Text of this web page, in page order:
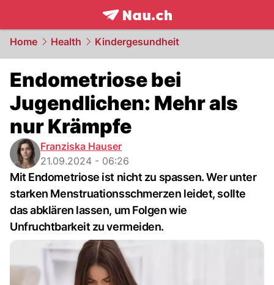
frontpage.NAU.ch
Home Health Kindergesundheit
Endometriose bei
Jugendlichen: Mehr als
nur Krämpfe
Franziska Hauser
21.09.2024 - 06:26
Mit Endometriose ist nicht zu spassen. Wer unter
starken Menstruationsschmerzen leidet, sollte
das abklären lassen, um Folgen wie
Unfruchtbarkeit zu vermeiden.